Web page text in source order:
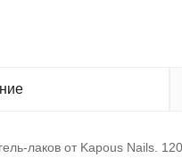
лаков от Kapous Nails.